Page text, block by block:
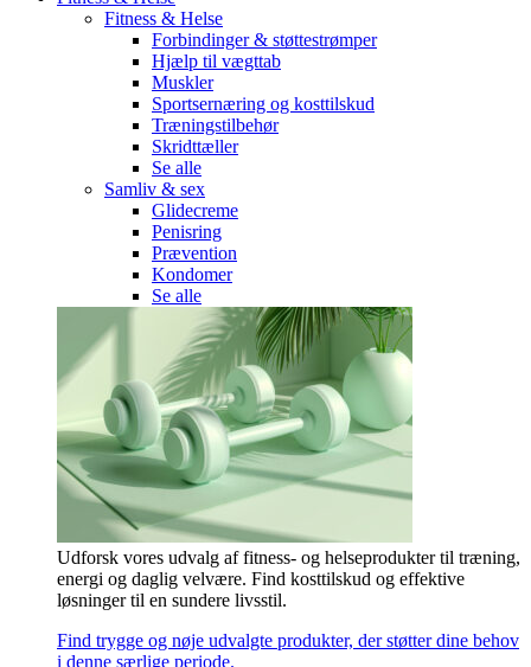
Fitness & Helse
Forbindinger & støttestrømper
Hjælp til vægttab
Muskler
Sportsernæring og kosttilskud
Træningstilbehør
Skridttæller
Se alle
Samliv & sex
Glidecreme
Penisring
Prævention
Kondomer
Se alle
Udforsk vores udvalg af fitness- og helseprodukter til træning,
energi og daglig velvære. Find kosttilskud og effektive
løsninger til en sundere livsstil.
Find trygge og nøje udvalgte produkter, der støtter dine behov
i denne særlige periode.